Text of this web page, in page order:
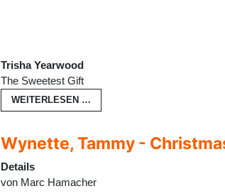
Trisha Yearwood
The Sweetest Gift
WEITERLESEN …
Wynette, Tammy -
Details
von Marc Hamacher